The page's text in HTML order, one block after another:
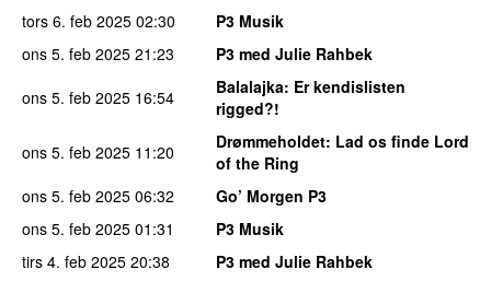
tors 6. feb 2025 02:30
P3 Musik
ons 5. feb 2025 21:23
P3 med Julie Rahbek
ons 5. feb 2025 16:54 Balalajka: Er kendislisten
rigged?!
ons 5. feb 2025 11:20 Drømmeholdet: Lad os finde Lord
of the Ring
ons 5. feb 2025 06:32
Go’ Morgen P3
ons 5. feb 2025 01:31
P3 Musik
tirs 4. feb 2025 20:38
P3 med Julie Rahbek